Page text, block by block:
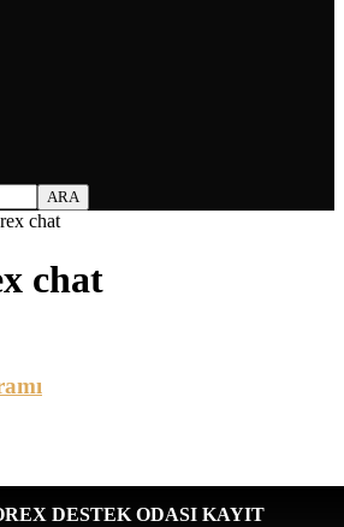
chat
chat
DESTEK ODASI KAYIT